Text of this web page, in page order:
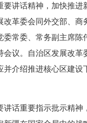
讲话精神，加快推进
革委会同外交部、商
常委、常务副主席陈
议。自治区发展改革
介绍推进核心区建设
话重要指示批示精神